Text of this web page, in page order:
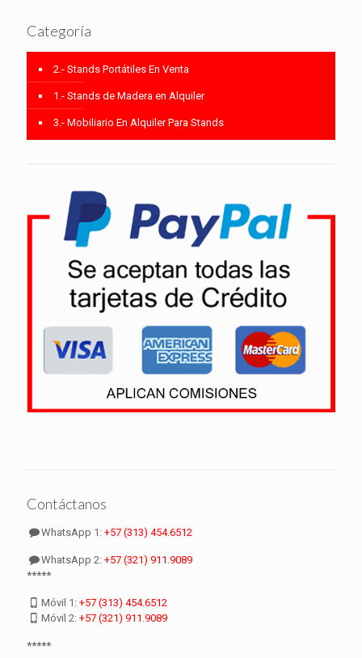
Categoría
2.- Stands Portátiles En Venta
1.- Stands de Madera en Alquiler
3.- Mobiliario En Alquiler Para Stands
Contáctanos
WhatsApp 1:+57 (313) 454.6512
WhatsApp 2:+57 (321) 911.9089
*****
Móvil 1:+57 (313) 454.6512
Móvil 2:+57 (321) 911.9089
*****